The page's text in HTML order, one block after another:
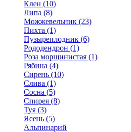
Клен (10)
Липа (8)
Можжевельник (23)
Пихта (1)
Пузыреплодник (6)
Рододендрон (1)
Роза морщинистая (1)
Рябина (4)
Сирень (10)
Слива (1)
Сосна (5)
Спирея (8)
Туя (3)
Ясень (5)
Альпинарий